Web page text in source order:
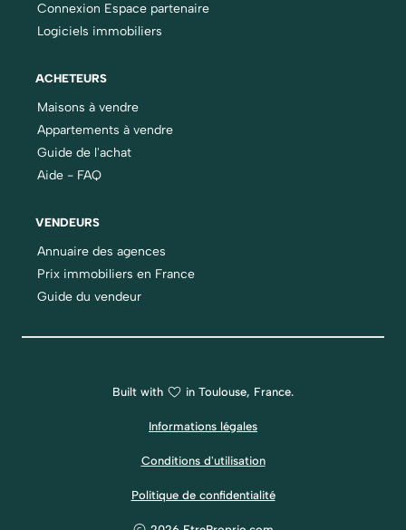
Connexion Espace partenaire
Logiciels immobiliers
ACHETEURS
Maisons à vendre
Appartements à vendre
Guide de l'achat
Aide - FAQ
VENDEURS
Annuaire des agences
Prix immobiliers en France
Guide du vendeur
Built with in Toulouse, France.
Informations légales
Conditions d'utilisation
Politique de confidentialité